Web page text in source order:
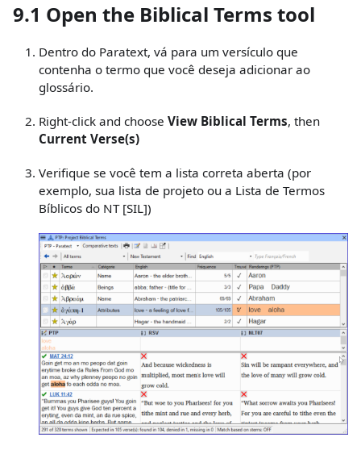
9.1 Open the Biblical Terms tool
Dentro do Paratext, vá para um versículo que
contenha o termo que você deseja adicionar ao
glossário.
Right-click and choose View Biblical Terms, then
Current Verse(s)
Verifique se você tem a lista correta aberta (por
exemplo, sua lista de projeto ou a Lista de Termos
Bíblicos do NT [SIL])